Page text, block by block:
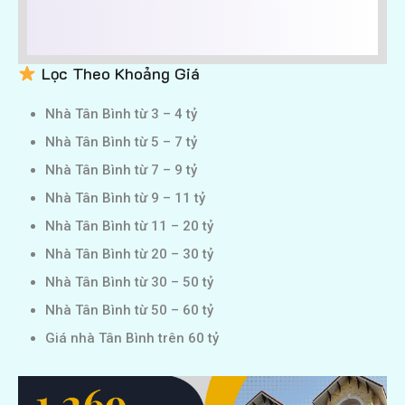
Lọc Theo Khoảng Giá
Nhà Tân Bình từ 3 – 4 tỷ
Nhà Tân Bình từ 5 – 7 tỷ
Nhà Tân Bình từ 7 – 9 tỷ
Nhà Tân Bình từ 9 – 11 tỷ
Nhà Tân Bình từ 11 – 20 tỷ
Nhà Tân Bình từ 20 – 30 tỷ
Nhà Tân Bình từ 30 – 50 tỷ
Nhà Tân Bình từ 50 – 60 tỷ
Giá nhà Tân Bình trên 60 tỷ